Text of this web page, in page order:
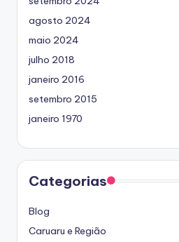
agosto 2024
maio 2024
julho 2018
janeiro 2016
setembro 2015
janeiro 1970
Categorias
Blog
Caruaru e Região